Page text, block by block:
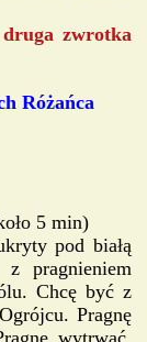
zwrotka
Różańca
5 min)
pod białą
z pragnieniem
Chcę być z
Pragnę
wytrwać,